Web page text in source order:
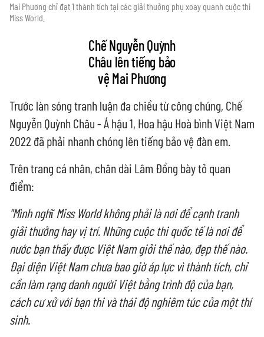
Mai Phương chỉ đạt 1 thành tích tại các giải thưởng phụ xoay quanh cuộc thi
Miss World.
Chế Nguyễn Quỳnh
Châu lên tiếng bảo
vệ Mai Phương
Trước làn sóng tranh luận đa chiều từ công chúng, Chế
Nguyễn Quỳnh Châu - Á hậu 1, Hoa hậu Hoà bình Việt Nam
2022 đã phải nhanh chóng lên tiếng bảo vệ đàn em.
Trên trang cá nhân, chân dài Lâm Đồng bày tỏ quan
điểm:
"Mình nghĩ Miss World không phải là nơi để cạnh tranh
giải thưởng hay vị trí. Những cuộc thi quốc tế là nơi để
nước bạn thấy được Việt Nam giỏi thế nào, đẹp thế nào.
Đại diện Việt Nam chưa bao giờ áp lực vì thành tích, chỉ
cần làm rạng danh người Việt bằng trình độ của bạn,
cách cư xử với bạn thi và thái độ nghiêm túc của một thí
sinh.